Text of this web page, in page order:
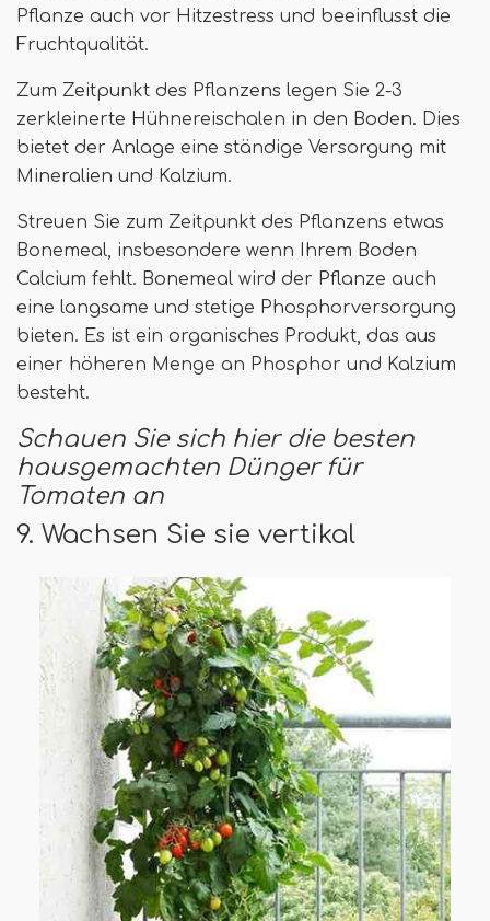
Pflanze auch vor Hitzestress und beeinflusst die
Fruchtqualität.
Zum Zeitpunkt des Pflanzens legen Sie 2-3
zerkleinerte Hühnereischalen in den Boden. Dies
bietet der Anlage eine ständige Versorgung mit
Mineralien und Kalzium.
Streuen Sie zum Zeitpunkt des Pflanzens etwas
Bonemeal, insbesondere wenn Ihrem Boden
Calcium fehlt. Bonemeal wird der Pflanze auch
eine langsame und stetige Phosphorversorgung
bieten. Es ist ein organisches Produkt, das aus
einer höheren Menge an Phosphor und Kalzium
besteht.
Schauen Sie sich hier die besten
hausgemachten Dünger für
Tomaten an
9. Wachsen Sie sie vertikal